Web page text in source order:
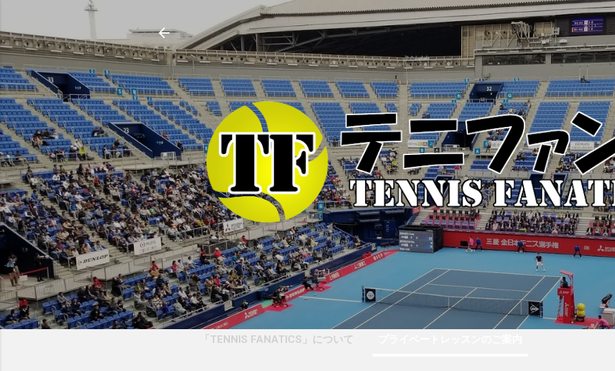
スキップしてメイン コンテンツに移動
「TENNIS FANATICS」について